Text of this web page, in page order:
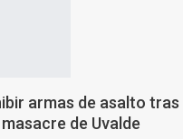
armas de asalto
de Uvalde